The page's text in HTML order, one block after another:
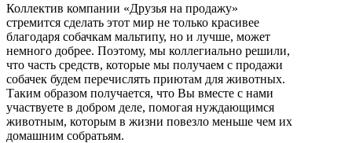
Коллектив компании «Друзья на продажу»
стремится сделать этот мир не только красивее
благодаря собачкам мальтипу, но и лучше, может
немного добрее. Поэтому, мы коллегиально решили,
что часть средств, которые мы получаем с продажи
собачек будем перечислять приютам для животных.
Таким образом получается, что Вы вместе с нами
участвуете в добром деле, помогая нуждающимся
животным, которым в жизни повезло меньше чем их
домашним собратьям.